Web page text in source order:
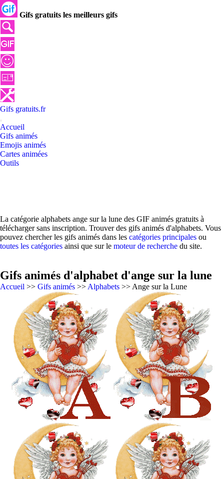
Gifs gratuits les meilleurs gifs
Gifs gratuits.fr
Accueil
Gifs animés
Emojis animés
Cartes animées
Outils
La catégorie alphabets ange sur la lune des GIF animés gratuits à
télécharger sans inscription. Trouver des gifs animés d'alphabets. Vous
pouvez chercher les gifs animés dans les catégories principales ou
toutes les catégories ainsi que sur le moteur de recherche du site.
Gifs animés d'alphabet d'ange sur la lune
Accueil >> Gifs animés >> Alphabets >> Ange sur la Lune